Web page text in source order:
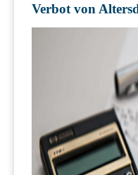
Verbot von